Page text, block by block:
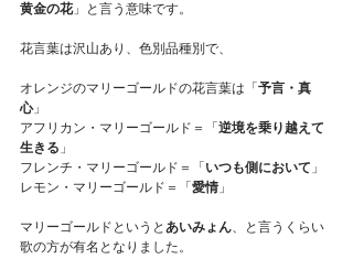
黄金の花」と言う意味です。
花言葉は沢山あり、色別品種別で、
オレンジのマリーゴールドの花言葉は「 予言・真
心」
アフリカン・マリーゴールド＝「 逆境を乗り越えて
生きる 」
フレンチ・マリーゴールド＝「 いつも側において 」
レモン・マリーゴールド＝「 愛情 」
マリーゴールドというと あいみょん、と言うくらい
歌の方が有名となりました。